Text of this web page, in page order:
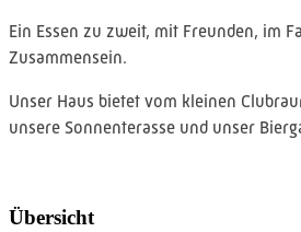
Ein Essen zu zweit, mit Freunden, im
Zusammensein.
Unser Haus bietet vom kleinen
unsere Sonnenterasse und unser
Unsere Küche bietet Köstlichkeiten à
Festlichkeiten und besondere Anlässe.
Übersicht